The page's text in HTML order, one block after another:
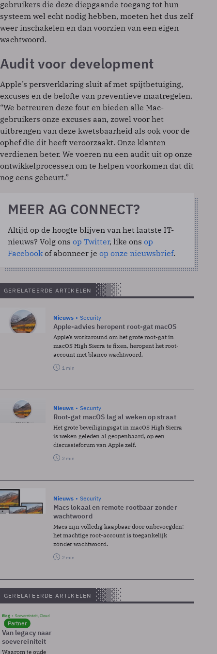
gebruikers die deze diepgaande toegang tot hun
systeem wel echt nodig hebben, moeten het dus zelf
weer inschakelen en dan voorzien van een eigen
wachtwoord.
Audit voor development
Apple’s persverklaring sluit af met spijtbetuiging,
excuses en de belofte van preventieve maatregelen.
“We betreuren deze fout en bieden alle Mac-
gebruikers onze excuses aan, zowel voor het
uitbrengen van deze kwetsbaarheid als ook voor de
ophef die dit heeft veroorzaakt. Onze klanten
verdienen beter. We voeren nu een audit uit op onze
ontwikkelprocessen om te helpen voorkomen dat dit
nog eens gebeurt.”
MEER AG CONNECT?
Altijd op de hoogte blijven van het laatste IT-
nieuws? Volg ons op Twitter, like ons op
Facebook of abonneer je op onze nieuwsbrief.
GERELATEERDE ARTIKELEN
Nieuws Security
Apple-advies heropent root-gat macOS
Apple’s workaround om het grote root-gat in
macOS High Sierra te fixen, heropent het root-
account met blanco wachtwoord.
1 min
Nieuws Security
Root-gat macOS lag al weken op straat
Het grote beveiligingsgat in macOS High Sierra
is weken geleden al geopenbaard, op een
discussieforum van Apple zelf.
2 min
Nieuws Security
Macs lokaal en remote rootbaar zonder
wachtwoord
Macs zijn volledig kaapbaar door onbevoegden:
het machtige root-account is toegankelijk
zónder wachtwoord.
2 min
GERELATEERDE ARTIKELEN
Blog Soevereinteit, Cloud
Partner
Van legacy naar
soevereiniteit
Waarom je oude